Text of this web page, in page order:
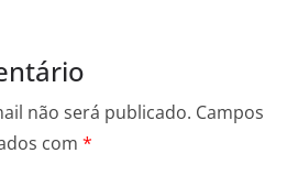
não será publicado. Campos
com *